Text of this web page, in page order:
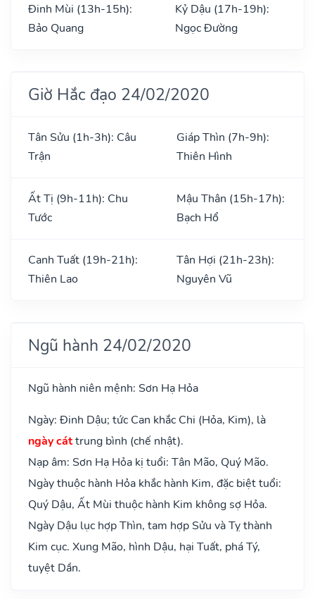
Đinh Mùi (13h-15h):
Bảo Quang
Kỷ Dậu (17h-19h):
Ngọc Đường
Giờ Hắc đạo 24/02/2020
Tân Sửu (1h-3h): Câu
Trận
Giáp Thìn (7h-9h):
Thiên Hình
Ất Tị (9h-11h): Chu
Tước
Mậu Thân (15h-17h):
Bạch Hổ
Canh Tuất (19h-21h):
Thiên Lao
Tân Hợi (21h-23h):
Nguyên Vũ
Ngũ hành 24/02/2020
Ngũ hành niên mệnh: Sơn Hạ Hỏa
Ngày: Đinh Dậu; tức Can khắc Chi (Hỏa, Kim), là
ngày cáttrung bình (chế nhật).
Nạp âm: Sơn Hạ Hỏa kị tuổi: Tân Mão, Quý Mão.
Ngày thuộc hành Hỏa khắc hành Kim, đặc biệt tuổi:
Quý Dậu, Ất Mùi thuộc hành Kim không sợ Hỏa.
Ngày Dậu lục hợp Thìn, tam hợp Sửu và Tỵ thành
Kim cục. Xung Mão, hình Dậu, hại Tuất, phá Tý,
tuyệt Dần.